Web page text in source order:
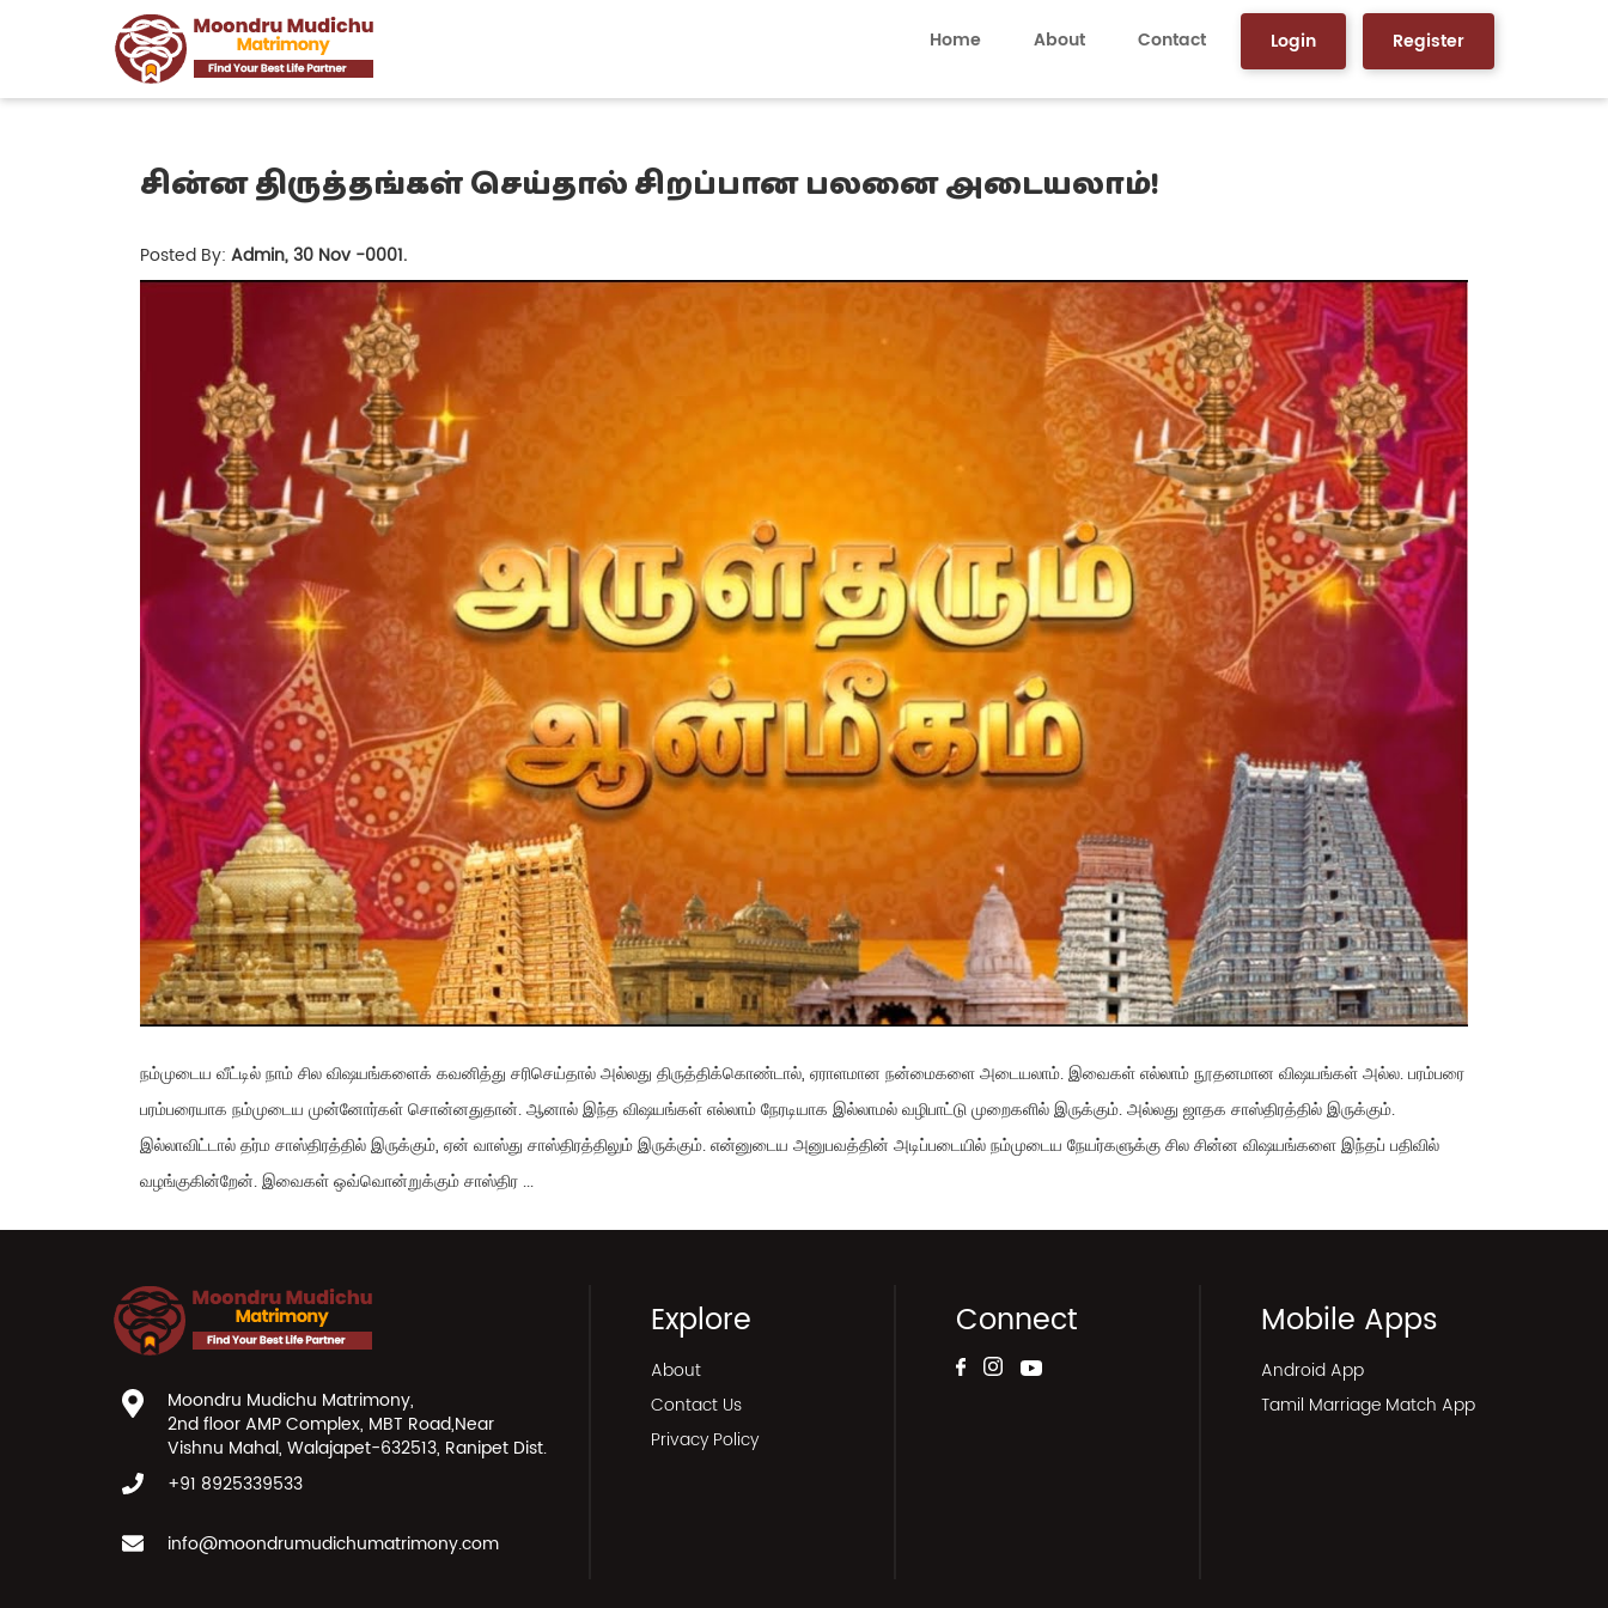
Home About Contact Login Register
சின்ன திருத்தங்கள் செய்தால் சிறப்பான பலனை அடையலாம்!
Posted By: Admin, 30 Nov -0001.
நம்முடைய வீட்டில் நாம் சில விஷயங்களைக் கவனித்து சரிசெய்தால் அல்லது திருத்திக்கொண்டால், ஏராளமான நன்மைகளை அடையலாம். இவைகள் எல்லாம் நூதனமான விஷயங்கள் அல்ல. பரம்பரை
பரம்பரையாக நம்முடைய முன்னோர்கள் சொன்னதுதான். ஆனால் இந்த விஷயங்கள் எல்லாம் நேரடியாக இல்லாமல் வழிபாட்டு முறைகளில் இருக்கும். அல்லது ஜாதக சாஸ்திரத்தில் இருக்கும்.
இல்லாவிட்டால் தர்ம சாஸ்திரத்தில் இருக்கும், ஏன் வாஸ்து சாஸ்திரத்திலும் இருக்கும். என்னுடைய அனுபவத்தின் அடிப்படையில் நம்முடைய நேயர்களுக்கு சில சின்ன விஷயங்களை இந்தப் பதிவில்
வழங்குகின்றேன். இவைகள் ஒவ்வொன்றுக்கும் சாஸ்திர ...
Moondru Mudichu Matrimony,
2nd floor AMP Complex, MBT Road,Near
Vishnu Mahal, Walajapet-632513, Ranipet Dist.
+91 8925339533
info@moondrumudichumatrimony.com
Explore
About
Contact Us
Privacy Policy
Connect Mobile Apps
Android App
Tamil Marriage Match App